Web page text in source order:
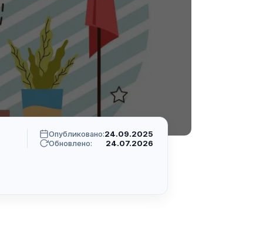
Опубликовано:24.09.2025
Обновлено:
24.07.2026